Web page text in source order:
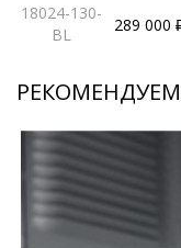
18024-130-
BL
289 000